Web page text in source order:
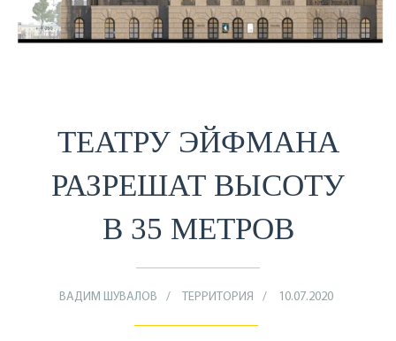
ТЕАТРУ ЭЙФМАНА
РАЗРЕШАТ ВЫСОТУ
В 35 МЕТРОВ
ВАДИМ ШУВАЛОВ ТЕРРИТОРИЯ 10.07.2020